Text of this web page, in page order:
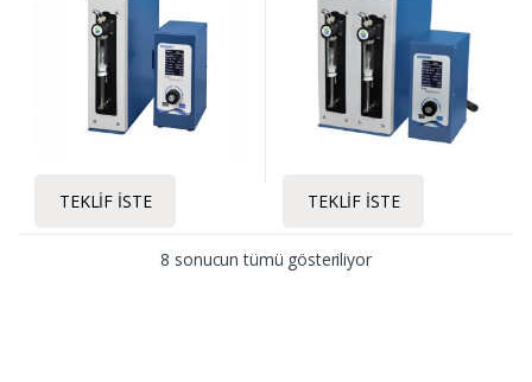
TEKLIF İSTE TEKLIF İSTE
8 sonucun tümü gösteriliyor